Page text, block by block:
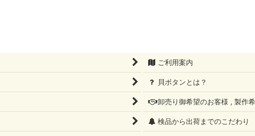
ご利用案内
貝ボタンとは？
卸売り御希望のお客様 , 製作
検品から出荷までのこだわり